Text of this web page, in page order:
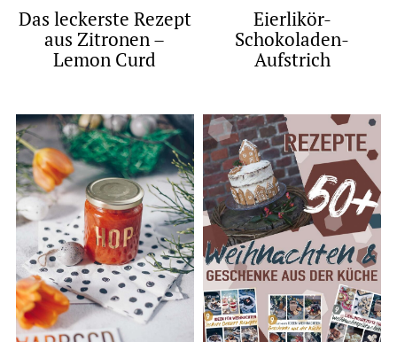
Das leckerste Rezept
aus Zitronen –
Lemon Curd
Eierlikör-
Schokoladen-
Aufstrich